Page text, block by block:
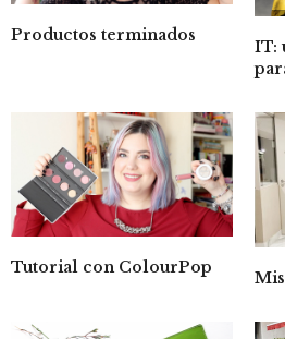
Productos terminados
IT:
Tutorial con ColourPop